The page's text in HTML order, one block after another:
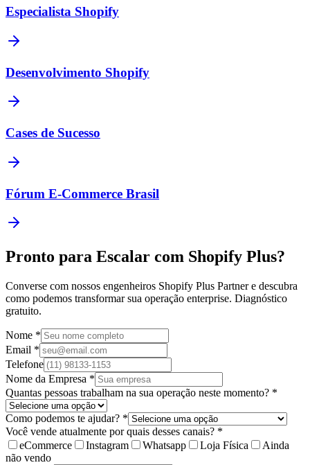
Especialista Shopify
Desenvolvimento Shopify
Cases de Sucesso
Fórum E-Commerce Brasil
Pronto para Escalar com Shopify Plus?
Converse com nossos engenheiros Shopify Plus Partner e descubra
como podemos transformar sua operação enterprise. Diagnóstico
gratuito.
Nome *
Email *
Telefone
Nome da Empresa *
Quantas pessoas trabalham na sua operação neste momento? *
Como podemos te ajudar? *
Você vende atualmente por quais desses canais? *
eCommerce
Instagram Whatsapp Loja Física
Ainda
não vendo